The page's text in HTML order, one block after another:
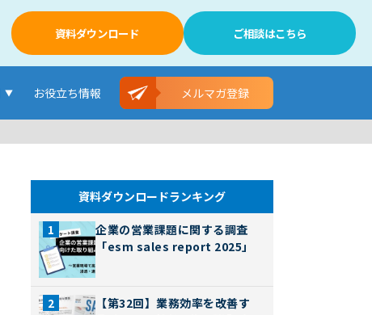
お役立ち情報 メルマガ登録
資料ダウンロード ご相談はこちら
資料ダウンロードランキング
企業の営業課題に関する調査
「esm sales report 2025」
【第32回】業務効率を改善す